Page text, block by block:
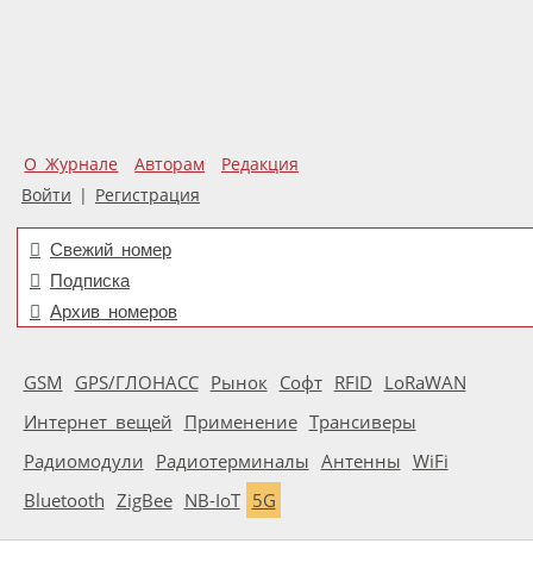
О Журнале Авторам
Редакция
Войти | Регистрация
Свежий номер
Подписка
Архив номеров
GSM GPS/ГЛОНАСС Рынок Софт RFID LoRaWAN
Интернет вещей Применение Трансиверы
Радиомодули Радиотерминалы Антенны WiFi
Bluetooth ZigBee NB-IoT 5G